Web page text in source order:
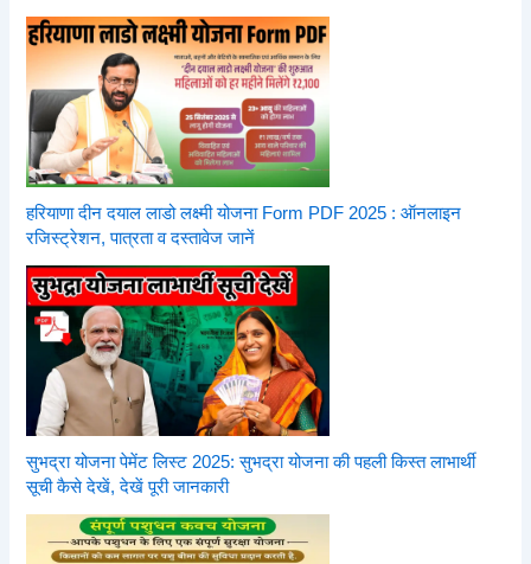
हरियाणा दीन दयाल लाडो लक्ष्मी योजना Form PDF 2025 : ऑनलाइन
रजिस्ट्रेशन, पात्रता व दस्तावेज जानें
सुभद्रा योजना पेमेंट लिस्ट 2025: सुभद्रा योजना की पहली किस्त लाभार्थी
सूची कैसे देखें, देखें पूरी जानकारी